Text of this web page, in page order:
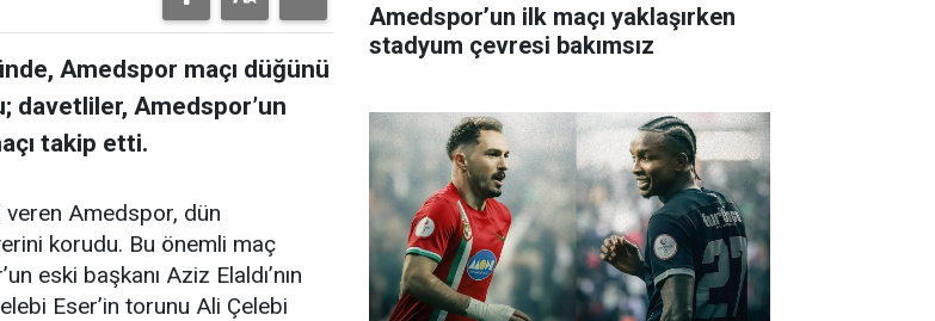
Amedspor maçı düğünü
davetliler, Amedspor’un
takip etti.
veren Amedspor, dün
korudu. Bu önemli maç
eski başkanı Aziz Elaldı’nın
Eser’in torunu Ali Çelebi
Amedspor’un ilk maçı yaklaşırken
stadyum çevresi bakımsız